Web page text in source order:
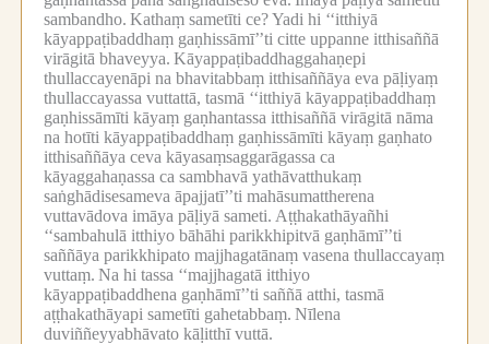
sambandho. Kathaṃ sametīti ce?Yadi hi ‘‘itthiyā
kāyappaṭibaddhaṃ gaṇhissāmī’’ti citte uppanne itthisaññā
virāgitā bhaveyya. Kāyappaṭibaddhaggahaṇepi
thullaccayenāpi na bhavitabbaṃ itthisaññāya eva pāḷiyaṃ
thullaccayassa vuttattā, tasmā ‘‘itthiyā kāyappaṭibaddhaṃ
gaṇhissāmīti kāyaṃ gaṇhantassa itthisaññā virāgitā nāma
na hotīti kāyappaṭibaddhaṃ gaṇhissāmīti kāyaṃ gaṇhato
itthisaññāya ceva kāyasaṃsaggarāgassa ca
kāyaggahaṇassa ca sambhavā yathāvatthukaṃ
saṅghādisesameva āpajjatī’’ti mahāsumattherena
vuttavādova imāya pāḷiyā sameti. Aṭṭhakathāyañhi
‘‘sambahulā itthiyo bāhāhi parikkhipitvā gaṇhāmī’’ti
saññāya parikkhipato majjhagatānaṃ vasena thullaccayaṃ
vuttaṃ. Na hi tassa ‘‘majjhagatā itthiyo
kāyappaṭibaddhena gaṇhāmī’’ti saññā atthi, tasmā
aṭṭhakathāyapi sametīti gahetabbaṃ. Nīlena
duviññeyyabhāvato kāḷitthī vuttā.